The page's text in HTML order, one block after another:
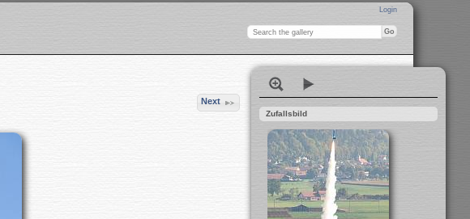
Login
Next
Zufallsbild